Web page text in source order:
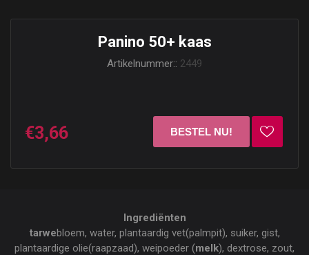
Panino 50+ kaas
Artikelnummer:: 2449
€3,66
Ingrediënten
tarwebloem, water, plantaardig vet(palmpit), suiker, gist,
plantaardige olie(raapzaad), weipoeder (melk), dextrose, zout,